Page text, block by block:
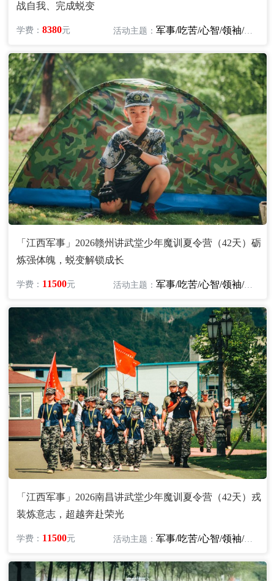
战自我、完成蜕变
学费：8380元 活动主题：军事/吃苦/心智/领袖/励志
「江西军事」2026赣州讲武堂少年魔训夏令营（42天）砺
炼强体魄，蜕变解锁成长
学费： 11500元 活动主题：军事/吃苦/心智/领袖/励志
「江西军事」2026南昌讲武堂少年魔训夏令营（42天）戎
装炼意志，超越奔赴荣光
学费： 11500元 活动主题：军事/吃苦/心智/领袖/励志